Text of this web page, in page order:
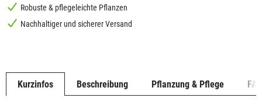
Robuste & pflegeleichte Pflanzen
Nachhaltiger und sicherer Versand
Kurzinfos Beschreibung Pflanzung & Pflege